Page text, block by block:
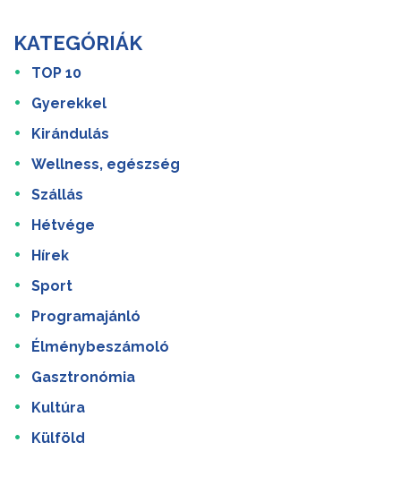
KATEGÓRIÁK
TOP 10
Gyerekkel
Kirándulás
Wellness, egészség
Szállás
Hétvége
Hírek
Sport
Programajánló
Élménybeszámoló
Gasztronómia
Kultúra
Külföld